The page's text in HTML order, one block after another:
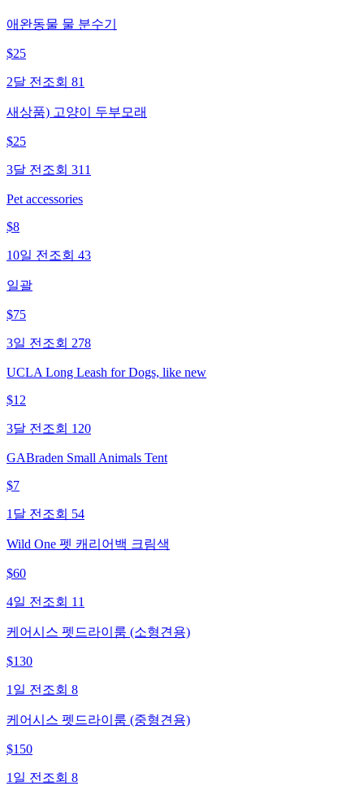
애완동물 물 분수기
$25
2달 전 조회 81
새상품) 고양이 두부모래
$25
3달 전 조회 311
Pet accessories
$8
10일 전 조회 43
일괄
$75
3일 전 조회 278
UCLA Long Leash for Dogs, like new
$12
3달 전 조회 120
GABraden Small Animals Tent
$7
1달 전 조회 54
Wild One 펫 캐리어백 크림색
$60
4일 전 조회 11
케어시스 펫드라이룸 (소형견용)
$130
1일 전 조회 8
케어시스 펫드라이룸 (중형견용)
$150
1일 전 조회 8